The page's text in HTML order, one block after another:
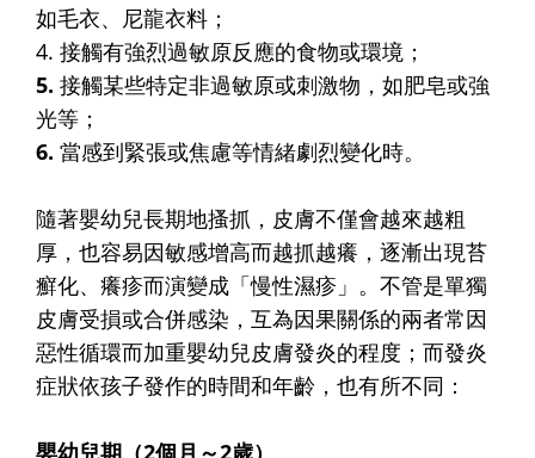
如毛衣、尼龍衣料；
4. 接觸有強烈過敏原反應的食物或環境；
5. 接觸某些特定非過敏原或刺激物，如肥皂或強
光等；
6. 當感到緊張或焦慮等情緒劇烈變化時。
隨著嬰幼兒長期地搔抓，皮膚不僅會越來越粗
厚，也容易因敏感增高而越抓越癢，逐漸出現苔
癬化、癢疹而演變成「慢性濕疹」。不管是單獨
皮膚受損或合併感染，互為因果關係的兩者常因
惡性循環而加重嬰幼兒皮膚發炎的程度；而發炎
症狀依孩子發作的時間和年齡，也有所不同：
嬰幼兒期（2個月～2歲）